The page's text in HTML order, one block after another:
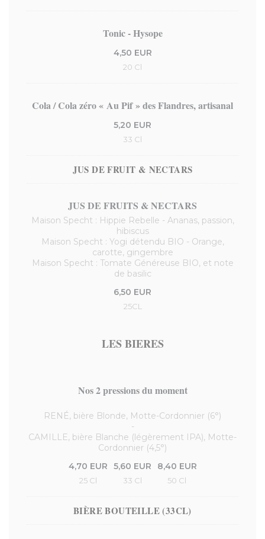
Tonic - Hysope
4,50 EUR
20 Cl
Cola / Cola zéro « Au Pif » des Flandres, artisanal
5,20 EUR
33 Cl
JUS DE FRUIT & NECTARS
JUS DE FRUITS & NECTARS
Maison Specht : Hippie Rebelle - Ananas, passion,
hibiscus
Maison Specht : Yogi détendu BIO - Orange,
carotte, gingembre
Maison Specht : Tomate Généreuse BIO, et note
de basilic
6,50 EUR
25CL
LES BIERES
Nos 2 pressions du moment
RENÉ, bière Blonde, Motte-Cordonnier (6°)
-
CAMILLE, bière Blanche (légèrement IPA), Motte-
Cordonnier (4,5°)
4,70 EUR
25 Cl
5,60 EUR
33 Cl
8,40 EUR
50 Cl
BIÈRE BOUTEILLE (33CL)